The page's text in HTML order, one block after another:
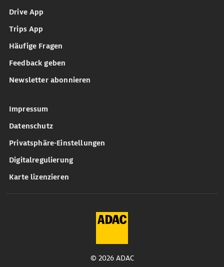
Drive App
Trips App
Häufige Fragen
Feedback geben
Newsletter abonnieren
Impressum
Datenschutz
Privatsphäre-Einstellungen
Digitalregulierung
Karte lizenzieren
© 2026 ADAC